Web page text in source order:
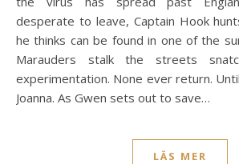
desperate to leave, Captain Hook
he thinks can be found in one of the
Marauders stalk the streets
experimentation. None ever return.
Joanna. As Gwen sets out to save…
LÄS MER